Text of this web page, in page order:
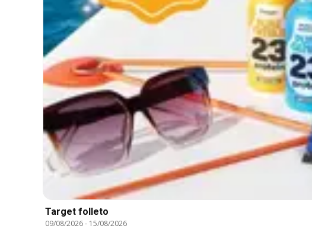
Target folleto
09/08/2026- 15/08/2026